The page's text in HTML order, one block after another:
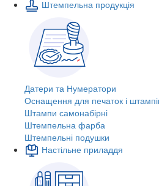
Штемпельна продукція
Датери та Нумератори
Оснащення для печаток і
Штампи самонабірні
Штемпельна фарба
Штемпельні подушки
Настільне приладдя